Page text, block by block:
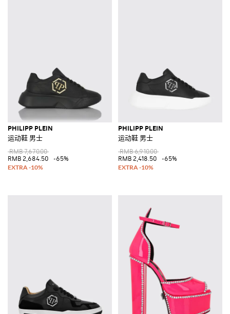
PHILIPP PLEIN
运动鞋 男士
RMB 7,670.00
RMB 2,684.50
-65%
PHILIPP PLEIN
运动鞋 男士
RMB 6,910.00
RMB 2,418.50
-65%